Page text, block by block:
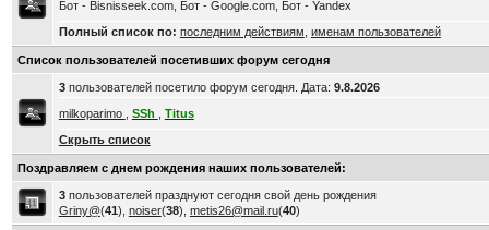
Бот - Bisnisseek.com, Бот - Google.com, Бот - Yandex
Полный список по: последним действиям именам пользователей
Список пользователей посетивших форум сегодня
3пользователей посетило форум сегодня. Дата: 9.8.2026
milkoparimo
SSh
Titus
Скрыть список
Поздравляем с днем рождения наших пользователей:
3пользователей празднуют сегодня свой день рождения
Griny@(41), noiser(38), metis26@mail.ru(40)